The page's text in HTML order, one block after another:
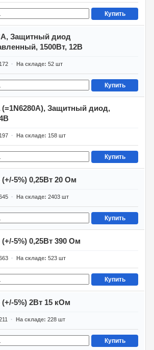
Купить
Защитный диод
1500Вт, 12В
На складе 52 шт
Купить
(=1N6280A), Защитный диод,
На складе 158 шт
Купить
(+/-5%) 0,25Вт 20 Ом
На складе 2403 шт
Купить
(+/-5%) 0,25Вт 390 Ом
На складе 523 шт
Купить
(+/-5%) 2Вт 15 кОм
На складе 228 шт
Купить